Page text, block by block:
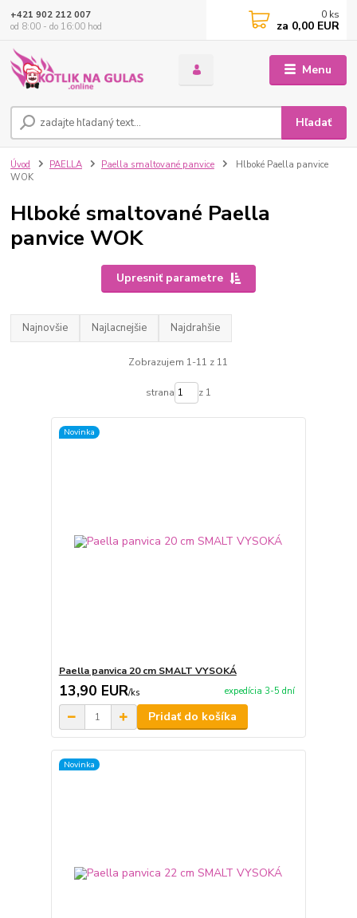
Menu
Hľadať
+421 902 212 007
od 8:00 - do 16:00 hod
0 ks
za 0,00 EUR
Úvod PAELLA Paella smaltované panvice
Hlboké Paella panvice
WOK
Hlboké smaltované Paella
panvice WOK
Upresniť parametre
Najnovšie Najlacnejšie Najdrahšie
Zobrazujem 1-11 z 11
strana z 1
Novinka
Paella panvica 20 cm SMALT VYSOKÁ
13,90 EUR/ks expedícia 3-5 dní
Pridať do košíka
Novinka